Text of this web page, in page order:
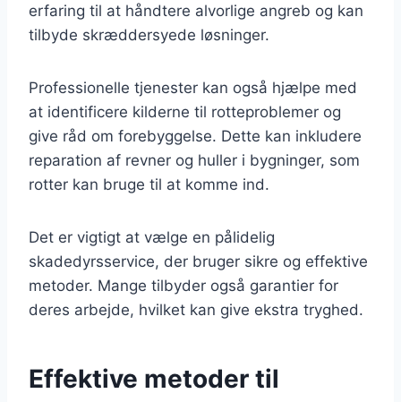
erfaring til at håndtere alvorlige angreb og kan
tilbyde skræddersyede løsninger.
Professionelle tjenester kan også hjælpe med
at identificere kilderne til rotteproblemer og
give råd om forebyggelse. Dette kan inkludere
reparation af revner og huller i bygninger, som
rotter kan bruge til at komme ind.
Det er vigtigt at vælge en pålidelig
skadedyrsservice, der bruger sikre og effektive
metoder. Mange tilbyder også garantier for
deres arbejde, hvilket kan give ekstra tryghed.
Effektive metoder til